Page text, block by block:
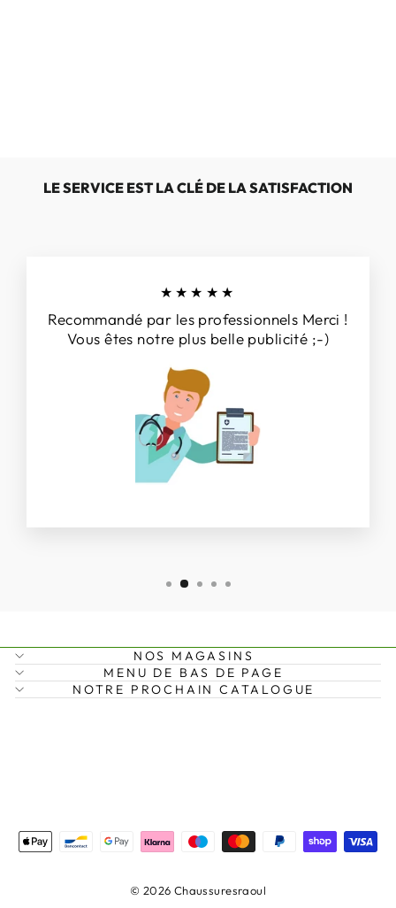
LE SERVICE EST LA CLÉ DE LA SATISFACTION
★★★★★
Recommandé par les professionnels Merci !
Vous êtes notre plus belle publicité ;-)
NOS MAGASINS
MENU DE BAS DE PAGE
NOTRE PROCHAIN CATALOGUE
© 2026 Chaussuresraoul